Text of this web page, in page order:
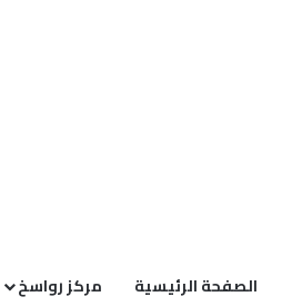
الصفحة الرئيسية مركز رواسخ